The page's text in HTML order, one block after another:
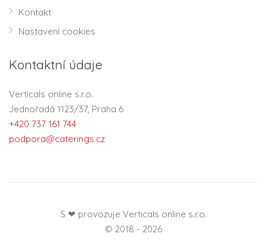
Kontakt
Nastavení cookies
Kontaktní údaje
Verticals online s.r.o.
Jednořadá 1123/37, Praha 6
+420 737 161 744
podpora@caterings.cz
S ❤ provozuje Verticals online s.r.o.
© 2018 - 2026